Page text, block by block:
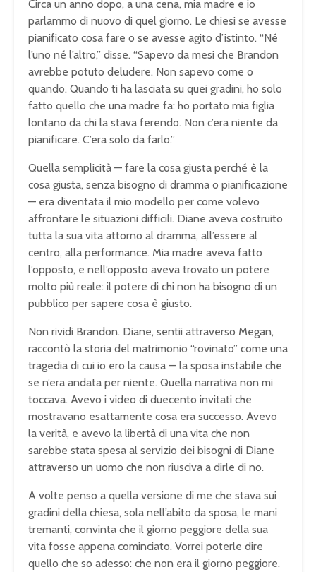
Circa un anno dopo, a una cena, mia madre e io
parlammo di nuovo di quel giorno. Le chiesi se avesse
pianificato cosa fare o se avesse agito d’istinto. “Né
l’uno né l’altro,” disse. “Sapevo da mesi che Brandon
avrebbe potuto deludere. Non sapevo come o
quando. Quando ti ha lasciata su quei gradini, ho solo
fatto quello che una madre fa: ho portato mia figlia
lontano da chi la stava ferendo. Non c’era niente da
pianificare. C’era solo da farlo.”
Quella semplicità — fare la cosa giusta perché è la
cosa giusta, senza bisogno di dramma o pianificazione
— era diventata il mio modello per come volevo
affrontare le situazioni difficili. Diane aveva costruito
tutta la sua vita attorno al dramma, all’essere al
centro, alla performance. Mia madre aveva fatto
l’opposto, e nell’opposto aveva trovato un potere
molto più reale: il potere di chi non ha bisogno di un
pubblico per sapere cosa è giusto.
Non rividi Brandon. Diane, sentii attraverso Megan,
raccontò la storia del matrimonio “rovinato” come una
tragedia di cui io ero la causa — la sposa instabile che
se n’era andata per niente. Quella narrativa non mi
toccava. Avevo i video di duecento invitati che
mostravano esattamente cosa era successo. Avevo
la verità, e avevo la libertà di una vita che non
sarebbe stata spesa al servizio dei bisogni di Diane
attraverso un uomo che non riusciva a dirle di no.
A volte penso a quella versione di me che stava sui
gradini della chiesa, sola nell’abito da sposa, le mani
tremanti, convinta che il giorno peggiore della sua
vita fosse appena cominciato. Vorrei poterle dire
quello che so adesso: che non era il giorno peggiore.